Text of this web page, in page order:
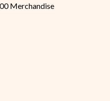
Merchandise